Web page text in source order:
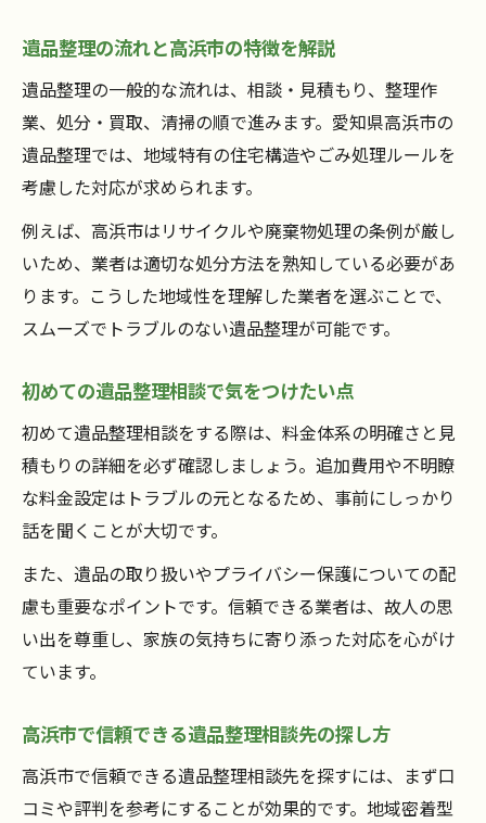
オンライン相談でスムーズな遺品整理を実
遠方でも任せて安心な遺品整理の選び方
信頼重視で選ぶ遺品整理の見極め方
信頼できる遺品整理業者の見極めポイント
遺品整理相談でチェックしたい信頼性の基
準
高浜市で安心できる遺品整理業者の特徴
口コミでわかる遺品整理業者の選び方
遺品整理相談なら精神的負担も軽減
遺品整理相談で心の負担を軽くする方法
精神的なサポートも得られる遺品整理相談
の魅力
遺品整理相談が不安解消に役立つ理由
気持ちに寄り添う遺品整理相談の活用法
遺品整理の進行で感じる心の支えとは
遺品整理の流れと高浜市の特徴を解説
遺品整理の一般的な流れは、相談・見積もり、整理作
業、処分・買取、清掃の順で進みます。愛知県高浜市の
遺品整理では、地域特有の住宅構造やごみ処理ルールを
考慮した対応が求められます。
例えば、高浜市はリサイクルや廃棄物処理の条例が厳し
いため、業者は適切な処分方法を熟知している必要があ
ります。こうした地域性を理解した業者を選ぶことで、
スムーズでトラブルのない遺品整理が可能です。
初めての遺品整理相談で気をつけたい点
初めて遺品整理相談をする際は、料金体系の明確さと見
積もりの詳細を必ず確認しましょう。追加費用や不明瞭
な料金設定はトラブルの元となるため、事前にしっかり
話を聞くことが大切です。
また、遺品の取り扱いやプライバシー保護についての配
慮も重要なポイントです。信頼できる業者は、故人の思
い出を尊重し、家族の気持ちに寄り添った対応を心がけ
ています。
高浜市で信頼できる遺品整理相談先の探し方
高浜市で信頼できる遺品整理相談先を探すには、まず口
コミや評判を参考にすることが効果的です。地域密着型